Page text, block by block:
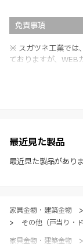
免責事項
※ スガツネ工業では
ておりますが、WEB
社製品の使用ご検討
※ 本WEBサイト製品
約、プライバシーポ
最近見た製品
最近見た製品があり
家具金物・建築金物 >
>
その他（戸当り・
家具金物・建築金物
>